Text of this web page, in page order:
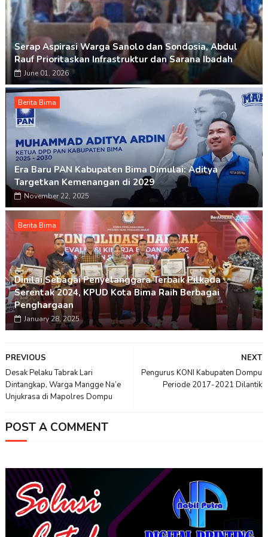
Serap Aspirasi Warga Sanolo dan Sondosia, Abdul
Rauf Prioritaskan Infrastruktur dan Sarana Ibadah
June 01, 2026
Berita Bima
Era Baru PAN Kabupaten Bima Dimulai: Aditya
Targetkan Kemenangan di 2029
November 22, 2025
Berita Bima
Dinilai Sebagai Penyelanggara Terbaik Pilkada
Serentak 2024, KPUD Kota Bima Raih Berbagai
Penghargaan
January 28, 2025
NEXT
Pengurus KONI Kabupaten Dompu
Periode 2017-2021 Dilantik
PREVIOUS
Desak Pelaku Tabrak Lari
Dintangkap, Warga Mangge Na’e
Unjukrasa di Mapolres Dompu
POST A COMMENT